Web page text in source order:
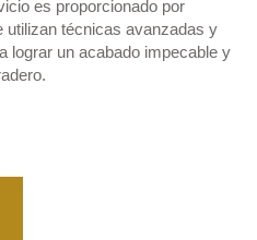
es proporcionado por
utilizan técnicas avanzadas y
lograr un acabado impecable y